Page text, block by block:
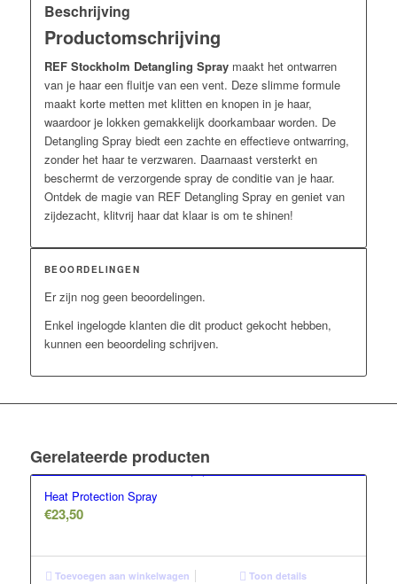
Beschrijving
Productomschrijving
REF Stockholm Detangling Spraymaakt het ontwarren
van je haar een fluitje van een vent. Deze slimme formule
maakt korte metten met klitten en knopen in je haar,
waardoor je lokken gemakkelijk doorkambaar worden. De
Detangling Spray biedt een zachte en effectieve ontwarring,
zonder het haar te verzwaren. Daarnaast versterkt en
beschermt de verzorgende spray de conditie van je haar.
Ontdek de magie van REF Detangling Spray en geniet van
zijdezacht, klitvrij haar dat klaar is om te shinen!
BEOORDELINGEN
Er zijn nog geen beoordelingen.
Enkel ingelogde klanten die dit product gekocht hebben,
kunnen een beoordeling schrijven.
Gerelateerde producten
Heat Protection Spray
€23,50
Toevoegen aan winkelwagen Toon details